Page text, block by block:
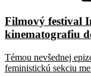
Filmový festival
kinematografiu
Témou nevšednej
feministickú sekciu